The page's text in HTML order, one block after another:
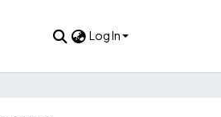
Log In